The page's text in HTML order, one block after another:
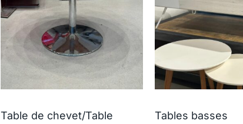
Table de chevet/Table
Tables basses